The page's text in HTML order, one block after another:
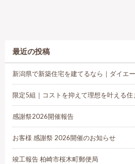
最近の投稿
新潟県で新築住宅を建てるなら｜ダイエ
限定5組｜コストを抑えて理想を叶える住
感謝祭2026開催報告
お客様 感謝祭 2026開催のお知らせ
竣工報告 柏崎市桜木町郵便局